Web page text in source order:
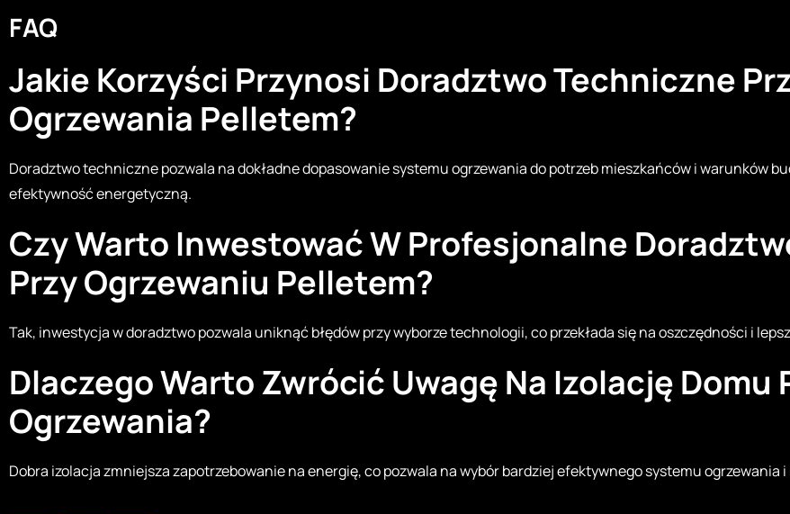
FAQ
Jakie Korzyści Przynosi Doradztwo Techniczne
Ogrzewania Pelletem?
Doradztwo techniczne pozwala na dokładne dopasowanie systemu ogrzewania do potrzeb mieszkańców i warunków
efektywność energetyczną.
Czy Warto Inwestować W Profesjonalne
Przy Ogrzewaniu Pelletem?
Tak, inwestycja w doradztwo pozwala uniknąć błędów przy wyborze technologii, co przekłada się na oszczędności i
Dlaczego Warto Zwrócić Uwagę Na Izolację Domu
Ogrzewania?
Dobra izolacja zmniejsza zapotrzebowanie na energię, co pozwala na wybór bardziej efektywnego systemu ogrzewania